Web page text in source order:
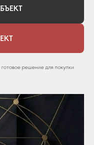
решение для покупки